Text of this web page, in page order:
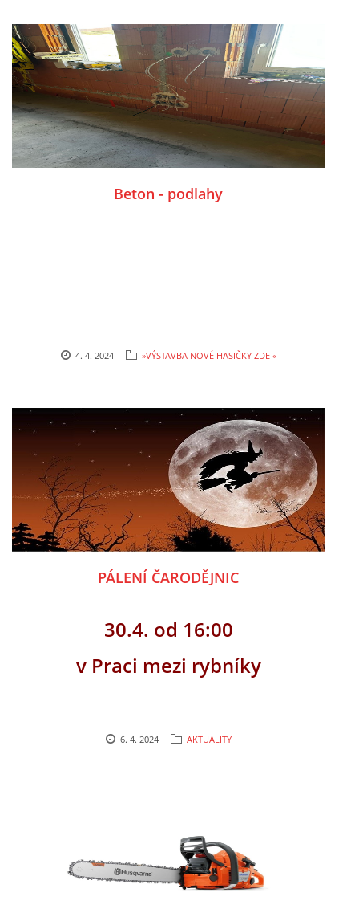
Beton - podlahy
4. 4. 2024 »VÝSTAVBA NOVÉ HASIČKY ZDE «
PÁLENÍ ČARODĚJNIC
30.4. od 16:00
v Praci mezi rybníky
6. 4. 2024 AKTUALITY